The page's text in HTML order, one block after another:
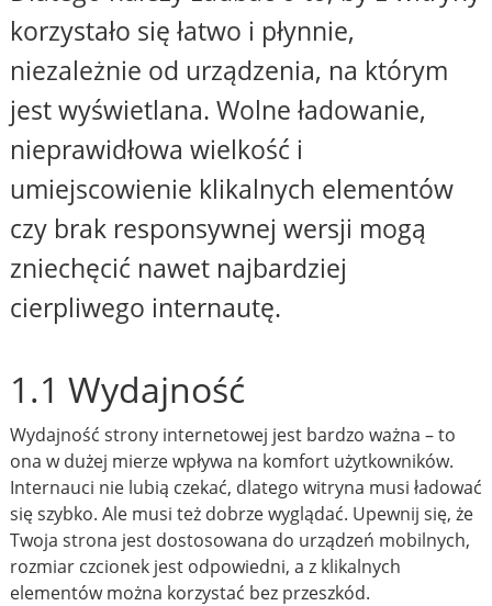
korzystało się łatwo i płynnie,
niezależnie od urządzenia, na którym
jest wyświetlana. Wolne ładowanie,
nieprawidłowa wielkość i
umiejscowienie klikalnych elementów
czy brak responsywnej wersji mogą
zniechęcić nawet najbardziej
cierpliwego internautę.
1.1 Wydajność
Wydajność strony internetowej jest bardzo ważna – to
ona w dużej mierze wpływa na komfort użytkowników.
Internauci nie lubią czekać, dlatego witryna musi ładować
się szybko. Ale musi też dobrze wyglądać. Upewnij się, że
Twoja strona jest dostosowana do urządzeń mobilnych,
rozmiar czcionek jest odpowiedni, a z klikalnych
elementów można korzystać bez przeszkód.